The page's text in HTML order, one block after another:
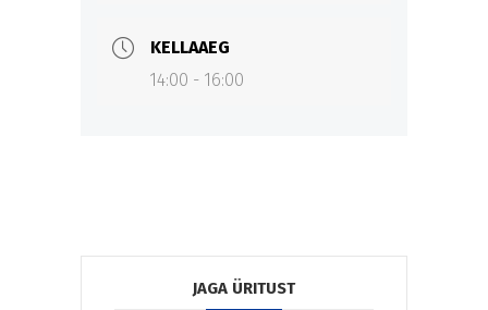
KELLAAEG
14:00 - 16:00
JAGA ÜRITUST